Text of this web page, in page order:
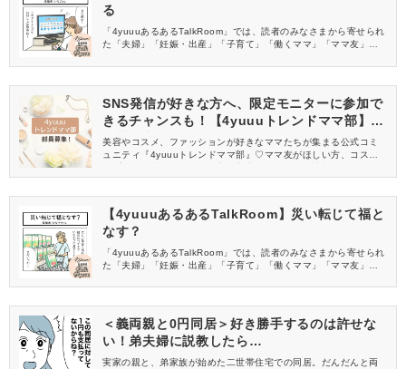
る
「4yuuuあるあるTalkRoom」では、読者のみなさまから寄せられ
た「夫婦」「妊娠・出産」「子育て」「働くママ」「ママ友」な
します。
SNS発信が好きな方へ、限定モニターに参加で
きるチャンスも！【4yuuuトレンドママ部】部
員募集中
美容やコスメ、ファッションが好きなママたちが集まる公式コミ
ュニティ『4yuuuトレンドママ部』♡ママ友がほしい方、コスメサ
信してくれる方を募集しています！
【4yuuuあるあるTalkRoom】災い転じて福と
なす？
「4yuuuあるあるTalkRoom」では、読者のみなさまから寄せられ
た「夫婦」「妊娠・出産」「子育て」「働くママ」「ママ友」な
します。
＜義両親と0円同居＞好き勝手するのは許せな
い！弟夫婦に説教したら…
実家の親と、弟家族が始めた二世帯住宅での同居。だんだんと両